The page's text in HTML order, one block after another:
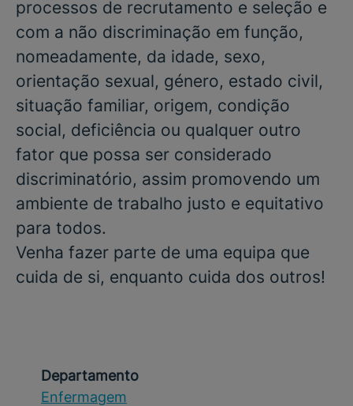
processos de recrutamento e seleção e
com a não discriminação em função,
nomeadamente, da idade, sexo,
orientação sexual, género, estado civil,
situação familiar, origem, condição
social, deficiência ou qualquer outro
fator que possa ser considerado
discriminatório, assim promovendo um
ambiente de trabalho justo e equitativo
para todos.
Venha fazer parte de uma equipa que
cuida de si, enquanto cuida dos outros!
Departamento
Enfermagem